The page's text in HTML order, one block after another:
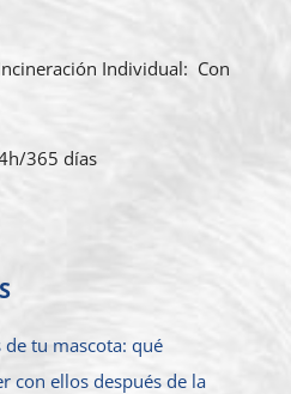
Individual: Con
365 días
tu mascota: qué
con ellos después de la